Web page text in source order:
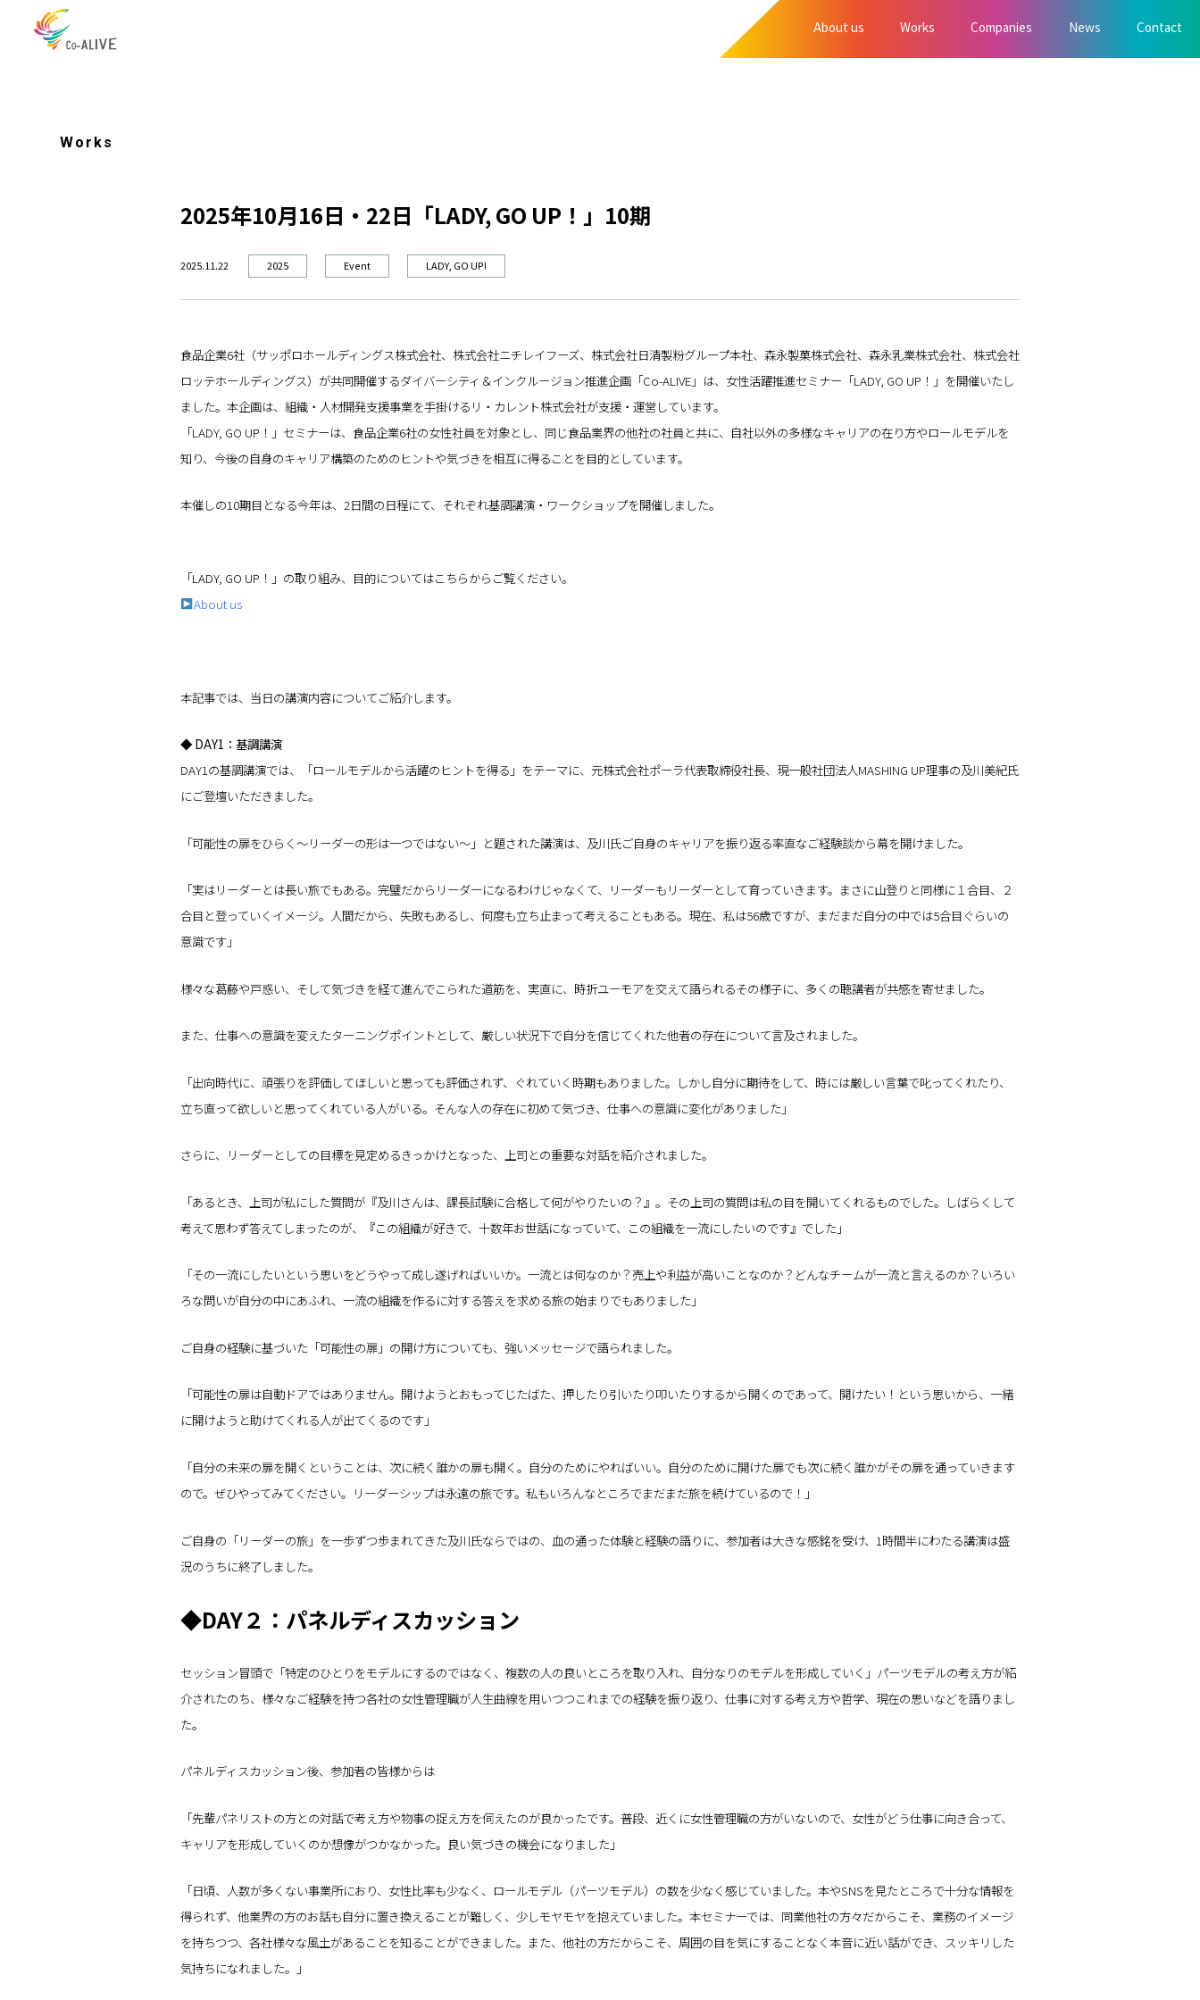
About us Works Companies News Contact
Works
2025年10月16日・22日「LADY, GO UP！」10期
2025.11.22 2025 Event LADY, GO UP!
食品企業6社（サッポロホールディングス株式会社、株式会社ニチレイフーズ、株式会社日清製粉グループ本社、森永製菓株式会社、森永乳業株式会社、株式会社
ロッテホールディングス）が共同開催するダイバーシティ＆インクルージョン推進企画「Co-ALIVE」は、女性活躍推進セミナー「LADY, GO UP！」を開催いたし
ました。本企画は、組織・人材開発支援事業を手掛けるリ・カレント株式会社が支援・運営しています。
「LADY, GO UP！」セミナーは、食品企業6社の女性社員を対象とし、同じ食品業界の他社の社員と共に、自社以外の多様なキャリアの在り方やロールモデルを
知り、今後の自身のキャリア構築のためのヒントや気づきを相互に得ることを目的としています。
本催しの10期目となる今年は、2日間の日程にて、それぞれ基調講演・ワークショップを開催しました。
「LADY, GO UP！」の取り組み、目的についてはこちらからご覧ください。
About us
本記事では、当日の講演内容についてご紹介します。
◆ DAY1：基調講演
DAY1の基調講演では、「ロールモデルから活躍のヒントを得る」をテーマに、元株式会社ポーラ代表取締役社長、現一般社団法人MASHING UP理事の及川美紀氏
にご登壇いただきました。
「可能性の扉をひらく～リーダーの形は一つではない～」と題された講演は、及川氏ご自身のキャリアを振り返る率直なご経験談から幕を開けました。
「実はリーダーとは長い旅でもある。完璧だからリーダーになるわけじゃなくて、リーダーもリーダーとして育っていきます。まさに山登りと同様に１合目、２
合目と登っていくイメージ。人間だから、失敗もあるし、何度も立ち止まって考えることもある。現在、私は56歳ですが、まだまだ自分の中では5合目ぐらいの
意識です」
様々な葛藤や戸惑い、そして気づきを経て進んでこられた道筋を、実直に、時折ユーモアを交えて語られるその様子に、多くの聴講者が共感を寄せました。
また、仕事への意識を変えたターニングポイントとして、厳しい状況下で自分を信じてくれた他者の存在について言及されました。
「出向時代に、頑張りを評価してほしいと思っても評価されず、ぐれていく時期もありました。しかし自分に期待をして、時には厳しい言葉で叱ってくれたり、
立ち直って欲しいと思ってくれている人がいる。そんな人の存在に初めて気づき、仕事への意識に変化がありました」
さらに、リーダーとしての目標を見定めるきっかけとなった、上司との重要な対話を紹介されました。
「あるとき、上司が私にした質問が『及川さんは、課長試験に合格して何がやりたいの？』。その上司の質問は私の目を開いてくれるものでした。しばらくして
考えて思わず答えてしまったのが、『この組織が好きで、十数年お世話になっていて、この組織を一流にしたいのです』でした」
「その一流にしたいという思いをどうやって成し遂げればいいか。一流とは何なのか？売上や利益が高いことなのか？どんなチームが一流と言えるのか？いろい
ろな問いが自分の中にあふれ、一流の組織を作るに対する答えを求める旅の始まりでもありました」
ご自身の経験に基づいた「可能性の扉」の開け方についても、強いメッセージで語られました。
「可能性の扉は自動ドアではありません。開けようとおもってじたばた、押したり引いたり叩いたりするから開くのであって、開けたい！という思いから、一緒
に開けようと助けてくれる人が出てくるのです」
「自分の未来の扉を開くということは、次に続く誰かの扉も開く。自分のためにやればいい。自分のために開けた扉でも次に続く誰かがその扉を通っていきます
ので。ぜひやってみてください。リーダーシップは永遠の旅です。私もいろんなところでまだまだ旅を続けているので！」
ご自身の「リーダーの旅」を一歩ずつ歩まれてきた及川氏ならではの、血の通った体験と経験の語りに、参加者は大きな感銘を受け、1時間半にわたる講演は盛
況のうちに終了しました。
◆DAY２：パネルディスカッション
セッション冒頭で「特定のひとりをモデルにするのではなく、複数の人の良いところを取り入れ、自分なりのモデルを形成していく」パーツモデルの考え方が紹
介されたのち、様々なご経験を持つ各社の女性管理職が人生曲線を用いつつこれまでの経験を振り返り、仕事に対する考え方や哲学、現在の思いなどを語りまし
た。
パネルディスカッション後、参加者の皆様からは
「先輩パネリストの方との対話で考え方や物事の捉え方を伺えたのが良かったです。普段、近くに女性管理職の方がいないので、女性がどう仕事に向き合って、
キャリアを形成していくのか想像がつかなかった。良い気づきの機会になりました」
「日頃、人数が多くない事業所におり、女性比率も少なく、ロールモデル（パーツモデル）の数を少なく感じていました。本やSNSを見たところで十分な情報を
得られず、他業界の方のお話も自分に置き換えることが難しく、少しモヤモヤを抱えていました。本セミナーでは、同業他社の方々だからこそ、業務のイメージ
を持ちつつ、各社様々な風土があることを知ることができました。また、他社の方だからこそ、周囲の目を気にすることなく本音に近い話ができ、スッキリした
気持ちになれました。」